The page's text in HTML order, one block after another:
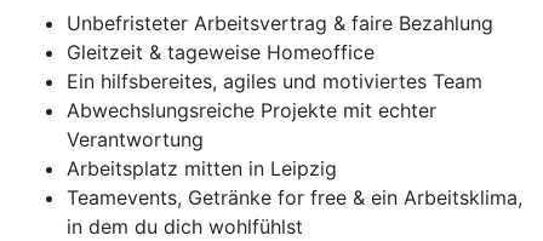
Unbefristeter Arbeitsvertrag & faire Bezahlung
Gleitzeit & tageweise Homeoffice
Ein hilfsbereites, agiles und motiviertes Team
Abwechslungsreiche Projekte mit echter
Verantwortung
Arbeitsplatz mitten in Leipzig
Teamevents, Getränke for free & ein Arbeitsklima,
in dem du dich wohlfühlst